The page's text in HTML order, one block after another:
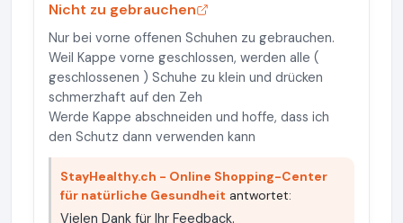
Nicht zu gebrauchen
Nur bei vorne offenen Schuhen zu gebrauchen.
Weil Kappe vorne geschlossen, werden alle (
geschlossenen ) Schuhe zu klein und drücken
schmerzhaft auf den Zeh
Werde Kappe abschneiden und hoffe, dass ich
den Schutz dann verwenden kann
StayHealthy.ch - Online Shopping-Center
für natürliche Gesundheit antwortet:
Vielen Dank für Ihr Feedback.